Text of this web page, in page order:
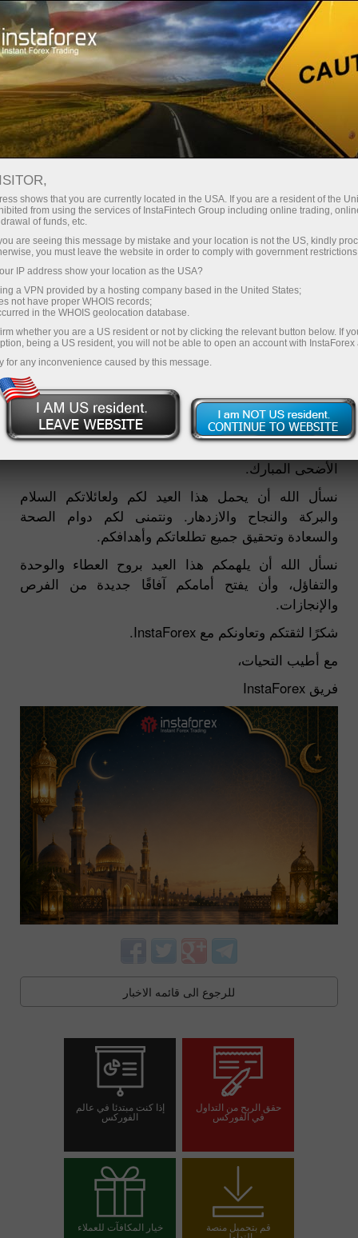
عن إنستافوركس أخبار الشركة
INSTAFOREX
عملاؤنا الأعزاء،
تتقدم InstaForex بأصدق التهاني والتبريكات بمناسبة عيد
الأضحى المبارك.
نسأل الله أن يحمل هذا العيد لكم ولعائلاتكم السلام
والبركة والنجاح والازدهار. ونتمنى لكم دوام الصحة
والسعادة وتحقيق جميع تطلعاتكم وأهدافكم.
نسأل الله أن يلهمكم هذا العيد بروح العطاء والوحدة
والتفاؤل، وأن يفتح أمامكم آفاقًا جديدة من الفرص
والإنجازات.
شكرًا لثقتكم وتعاونكم مع InstaForex.
مع أطيب التحيات،
فريق InstaForex
للرجوع الى قائمه الاخبار
حقق الربح من التداول
في الفوركس
إذا كنت مبتدئا في عالم
الفوركس
افتح حسابا تجريبيا
قم بتحميل منصة خيار المكافآت للعملاء
shows that you are currently located in the USA. If you are a resident of the
from using the services of InstaFintech Group including online trading,
of funds, etc.
are seeing this message by mistake and your location is not the US, kindly
you must leave the website in order to comply with government
IP address show your location as the USA?
a VPN provided by a hosting company based in the United States;
not have proper WHOIS records;
in the WHOIS geolocation database.
whether you are a US resident or not by clicking the relevant button below. If
being a US resident, you will not be able to open an account with InstaForex
for any inconvenience caused by this message.